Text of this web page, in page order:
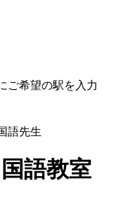
ご希望の駅を入力
語先生
語教室